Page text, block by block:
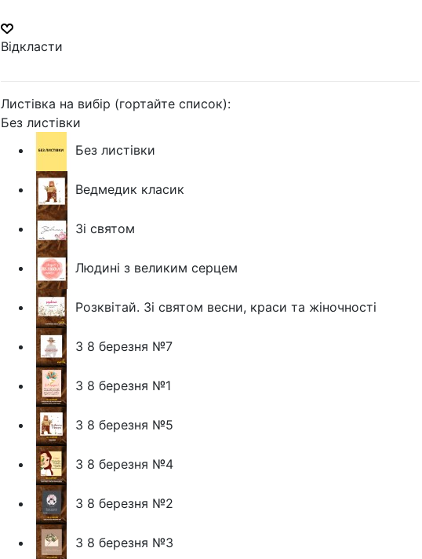
Відкласти
Листівка на вибір (гортайте список):
Без листівки
Без листівки
Ведмедик класик
Зі святом
Людині з великим серцем
Розквітай. Зі святом весни, краси та жіночності
З 8 березня №7
З 8 березня №1
З 8 березня №5
З 8 березня №4
З 8 березня №2
З 8 березня №3